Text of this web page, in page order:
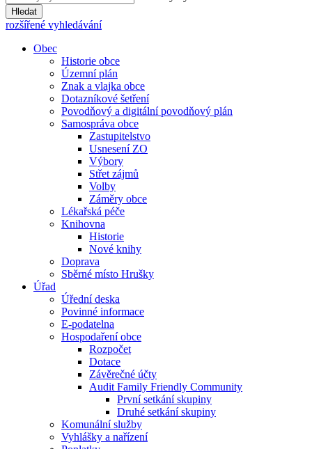
Hledat
rozšířené vyhledávání
Obec
Historie obce
Územní plán
Znak a vlajka obce
Dotazníkové šetření
Povodňový a digitální povodňový plán
Samospráva obce
Zastupitelstvo
Usnesení ZO
Výbory
Střet zájmů
Volby
Záměry obce
Lékařská péče
Knihovna
Historie
Nové knihy
Doprava
Sběrné místo Hrušky
Úřad
Úřední deska
Povinné informace
E-podatelna
Hospodaření obce
Rozpočet
Dotace
Závěrečné účty
Audit Family Friendly Community
První setkání skupiny
Druhé setkání skupiny
Komunální služby
Vyhlášky a nařízení